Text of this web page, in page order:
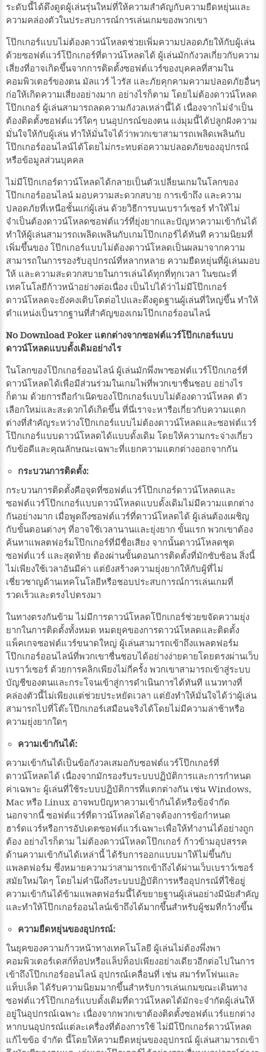
ระดับนี้ได้ดึงดูดผู้เล่นรุ่นใหม่ที่ให้ความสำคัญกับความยืดหยุ่นและ
ความคล่องตัวในประสบการณ์การเล่นเกมของพวกเขา
โป๊กเกอร์แบบไม่ต้องดาวน์โหลดช่วยเพิ่มความปลอดภัยให้กับผู้เล่น
ด้วยซอฟต์แวร์โป๊กเกอร์ที่ดาวน์โหลดได้ ผู้เล่นมักกังวลเกี่ยวกับความ
เสี่ยงที่อาจเกิดขึ้นจากการติดตั้งซอฟต์แวร์ของบุคคลที่สามใน
คอมพิวเตอร์ของตน มัลแวร์ ไวรัส และภัยคุกคามความปลอดภัยอื่นๆ
ก่อให้เกิดความเสี่ยงอย่างมาก อย่างไรก็ตาม โดยไม่ต้องดาวน์โหลด
โป๊กเกอร์ ผู้เล่นสามารถลดความกังวลเหล่านี้ได้ เนื่องจากไม่จำเป็น
ต้องติดตั้งซอฟต์แวร์ใดๆ บนอุปกรณ์ของตน แง่มุมนี้ได้ปลูกฝังความ
มั่นใจให้กับผู้เล่น ทำให้มั่นใจได้ว่าพวกเขาสามารถเพลิดเพลินกับ
โป๊กเกอร์ออนไลน์ได้โดยไม่กระทบต่อความปลอดภัยของอุปกรณ์
หรือข้อมูลส่วนบุคคล
ไม่มีโป๊กเกอร์ดาวน์โหลดได้กลายเป็นตัวเปลี่ยนเกมในโลกของ
โป๊กเกอร์ออนไลน์ มอบความสะดวกสบาย การเข้าถึง และความ
ปลอดภัยที่เหนือชั้นแก่ผู้เล่น ด้วยวิธีการบนเบราว์เซอร์ ทำให้ไม่
จำเป็นต้องดาวน์โหลดซอฟต์แวร์ที่ยุ่งยากและปัญหาความเข้ากันได้
ทำให้ผู้เล่นสามารถเพลิดเพลินกับเกมโป๊กเกอร์ได้ทันที ความนิยมที่
เพิ่มขึ้นของ โป๊กเกอร์แบบไม่ต้องดาวน์โหลดเป็นผลมาจากความ
สามารถในการรองรับอุปกรณ์ที่หลากหลาย ความยืดหยุ่นที่ผู้เล่นมอบ
ให้ และความสะดวกสบายในการเล่นได้ทุกที่ทุกเวลา ในขณะที่
เทคโนโลยีก้าวหน้าอย่างต่อเนื่อง เป็นไปได้ว่าไม่มีโป๊กเกอร์
ดาวน์โหลดจะยังคงเติบโตต่อไปและดึงดูดฐานผู้เล่นที่ใหญ่ขึ้น ทำให้
ตำแหน่งเป็นรากฐานที่สำคัญของเกมโป๊กเกอร์ออนไลน์
No Download Poker แตกต่างจากซอฟต์แวร์โป๊กเกอร์แบบ
ดาวน์โหลดแบบดั้งเดิมอย่างไร
ในโลกของโป๊กเกอร์ออนไลน์ ผู้เล่นมักพึ่งพาซอฟต์แวร์โป๊กเกอร์ที่
ดาวน์โหลดได้เพื่อมีส่วนร่วมในเกมไพ่ที่พวกเขาชื่นชอบ อย่างไร
ก็ตาม ด้วยการถือกำเนิดของโป๊กเกอร์แบบไม่ต้องดาวน์โหลด ตัว
เลือกใหม่และสะดวกได้เกิดขึ้น ที่นี่เราจะหารือเกี่ยวกับความแตก
ต่างที่สำคัญระหว่างโป๊กเกอร์แบบไม่ต้องดาวน์โหลดและซอฟต์แวร์
โป๊กเกอร์แบบดาวน์โหลดได้แบบดั้งเดิม โดยให้ความกระจ่างเกี่ยว
กับข้อดีและคุณลักษณะเฉพาะที่แยกความแตกต่างออกจากกัน
กระบวนการติดตั้ง:
กระบวนการติดตั้งคือจุดที่ซอฟต์แวร์โป๊กเกอร์ดาวน์โหลดและ
ซอฟต์แวร์โป๊กเกอร์แบบดาวน์โหลดแบบดั้งเดิมไม่มีความแตกต่าง
กันอย่างมาก เมื่อพูดถึงซอฟต์แวร์ที่ดาวน์โหลดได้ ผู้เล่นต้องเผชิญ
กับขั้นตอนต่างๆ ที่อาจใช้เวลานานและยุ่งยาก ขั้นแรก พวกเขาต้อง
ค้นหาแพลตฟอร์มโป๊กเกอร์ที่มีชื่อเสียง จากนั้นดาวน์โหลดชุด
ซอฟต์แวร์ และสุดท้าย ต้องผ่านขั้นตอนการติดตั้งที่มักซับซ้อน สิ่งนี้
ไม่เพียงใช้เวลาอันมีค่า แต่ยังสร้างความยุ่งยากให้กับผู้ที่ไม่
เชี่ยวชาญด้านเทคโนโลยีหรือชอบประสบการณ์การเล่นเกมที่
รวดเร็วและตรงไปตรงมา
ในทางตรงกันข้าม ไม่มีการดาวน์โหลดโป๊กเกอร์ช่วยขจัดความยุ่ง
ยากในการติดตั้งทั้งหมด หมดยุคของการดาวน์โหลดและติดตั้ง
แพ็คเกจซอฟต์แวร์ขนาดใหญ่ ผู้เล่นสามารถเข้าถึงแพลตฟอร์ม
โป๊กเกอร์ออนไลน์ที่พวกเขาชื่นชอบได้อย่างง่ายดายโดยตรงผ่านเว็บ
เบราว์เซอร์ ด้วยการคลิกเพียงไม่กี่ครั้ง พวกเขาสามารถเข้าสู่ระบบ
บัญชีของตนและกระโจนเข้าสู่การดำเนินการได้ทันที แนวทางที่
คล่องตัวนี้ไม่เพียงแต่ช่วยประหยัดเวลา แต่ยังทำให้มั่นใจได้ว่าผู้เล่น
สามารถไปที่โต๊ะโป๊กเกอร์เสมือนจริงได้โดยไม่มีความล่าช้าหรือ
ความยุ่งยากใดๆ
ความเข้ากันได้:
ความเข้ากันได้เป็นข้อกังวลเสมอกับซอฟต์แวร์โป๊กเกอร์ที่
ดาวน์โหลดได้ เนื่องจากมักรองรับระบบปฏิบัติการและการกำหนด
ค่าเฉพาะ ผู้เล่นที่ใช้ระบบปฏิบัติการที่แตกต่างกัน เช่น Windows,
Mac หรือ Linux อาจพบปัญหาความเข้ากันได้หรือข้อจำกัด
นอกจากนี้ ซอฟต์แวร์ที่ดาวน์โหลดได้อาจต้องการข้อกำหนด
ฮาร์ดแวร์หรือการอัปเดตซอฟต์แวร์เฉพาะเพื่อให้ทำงานได้อย่างถูก
ต้อง อย่างไรก็ตาม ไม่ต้องดาวน์โหลดโป๊กเกอร์ ก้าวข้ามอุปสรรค
ด้านความเข้ากันได้เหล่านี้ ได้รับการออกแบบมาให้ไม่ขึ้นกับ
แพลตฟอร์ม ซึ่งหมายความว่าสามารถเข้าถึงได้ผ่านเว็บเบราว์เซอร์
สมัยใหม่ใดๆ โดยไม่คำนึงถึงระบบปฏิบัติการหรืออุปกรณ์ที่ใช้อยู่
ความเข้ากันได้ข้ามแพลตฟอร์มนี้ได้ขยายฐานผู้เล่นอย่างมีนัยสำคัญ
และทำให้โป๊กเกอร์ออนไลน์เข้าถึงได้มากขึ้นสำหรับผู้ชมที่กว้างขึ้น
ความยืดหยุ่นของอุปกรณ์:
ในยุคของความก้าวหน้าทางเทคโนโลยี ผู้เล่นไม่ต้องพึ่งพา
คอมพิวเตอร์เดสก์ท็อปหรือแล็ปท็อปเพียงอย่างเดียวอีกต่อไปในการ
เข้าถึงโป๊กเกอร์ออนไลน์ อุปกรณ์เคลื่อนที่ เช่น สมาร์ทโฟนและ
แท็บเล็ต ได้รับความนิยมมากขึ้นสำหรับการเล่นเกมขณะเดินทาง
ซอฟต์แวร์โป๊กเกอร์แบบดั้งเดิมที่ดาวน์โหลดได้มักจะจำกัดผู้เล่นให้
อยู่ในอุปกรณ์เฉพาะ เนื่องจากพวกเขาต้องติดตั้งซอฟต์แวร์แยกต่าง
หากบนอุปกรณ์แต่ละเครื่องที่ต้องการใช้ ไม่มีโป๊กเกอร์ดาวน์โหลด
แก้ไขข้อ จำกัด นี้โดยให้ความยืดหยุ่นของอุปกรณ์ ผู้เล่นสามารถเข้า